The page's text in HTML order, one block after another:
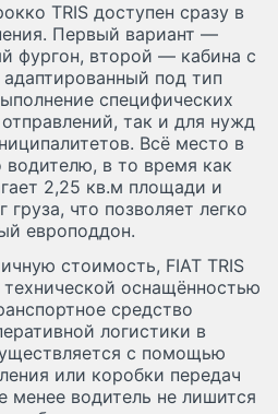
TRIS доступен сразу в
Первый вариант —
фургон, второй — кабина с
под тип
специфических
так и для нужд
Всё место в
водителю, в то время как
2,25 кв.м площади и
что позволяет легко
европоддон.
стоимость, FIAT TRIS
оснащённостью
средство
логистики в
с помощью
или коробки передач
менее водитель не лишится